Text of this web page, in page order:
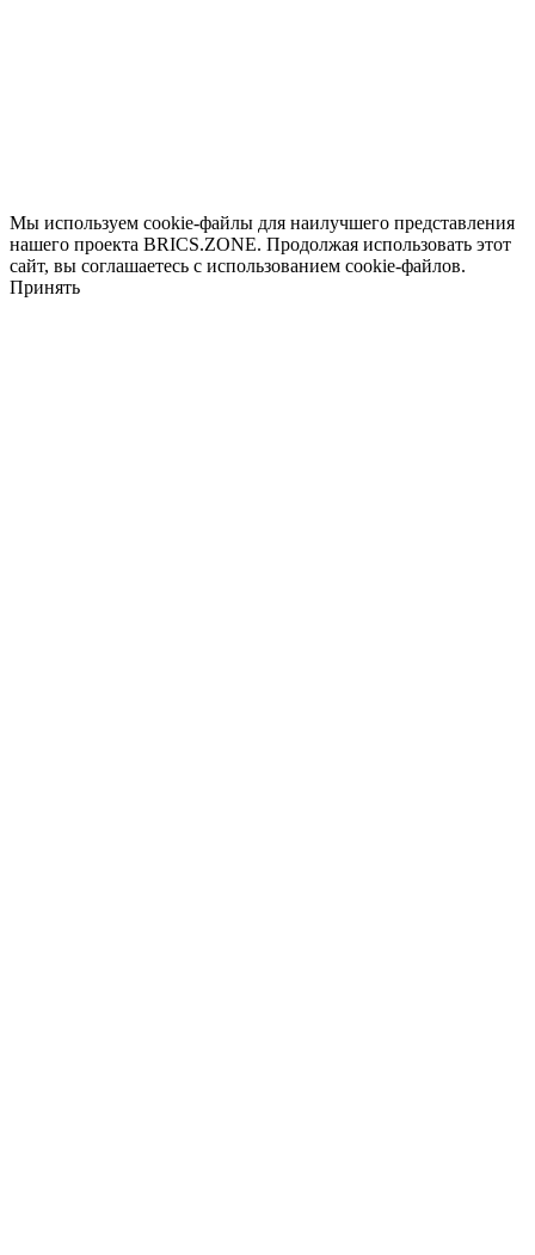
Мы используем cookie-файлы для наилучшего представления
нашего проекта BRICS.ZONE. Продолжая использовать этот
сайт, вы соглашаетесь с использованием cookie-файлов.
Принять